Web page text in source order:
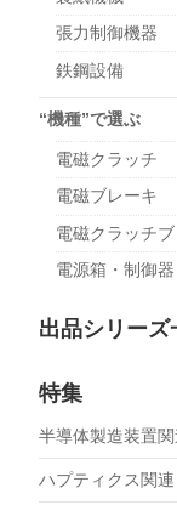
張力制御機器
鉄鋼設備
“機種”で選ぶ
電磁クラッチ
電磁ブレーキ
電磁クラッチ
電源箱・制御器
出品シリーズ
SBR超小形
SBM
ERS-L
特集
半導体製造装置関
ハプティクス関連